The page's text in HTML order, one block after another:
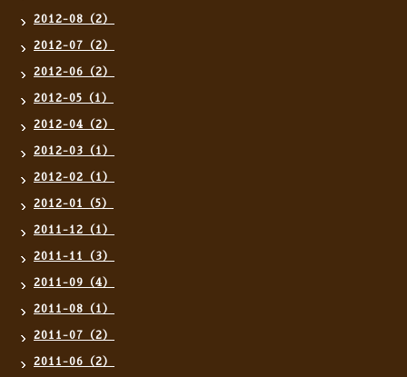
2012-08（2）
2012-07（2）
2012-06（2）
2012-05（1）
2012-04（2）
2012-03（1）
2012-02（1）
2012-01（5）
2011-12（1）
2011-11（3）
2011-09（4）
2011-08（1）
2011-07（2）
2011-06（2）